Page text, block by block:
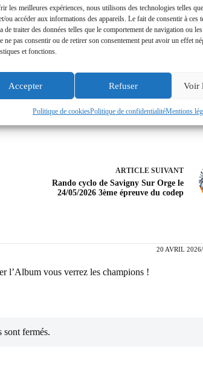
les meilleures expériences, nous utilisons des technologies telles
ou accéder aux informations des appareils. Le fait de consentir à ces
de traiter des données telles que le comportement de navigation ou
ne pas consentir ou de retirer son consentement peut avoir un effet
et fonctions.
Accepter Refuser Voir
Politique de cookiesPolitique de confidentialitéMentions
donc en vent de face qui a forcit, cette remontée
beau soleil frais.
ARTICLE SUIVANT
Rando cyclo de Savigny Sur Orge le
24/05/2026 3ème épreuve du codep
20 AVRIL
l’Album vous verrez les champions !
sont fermés.